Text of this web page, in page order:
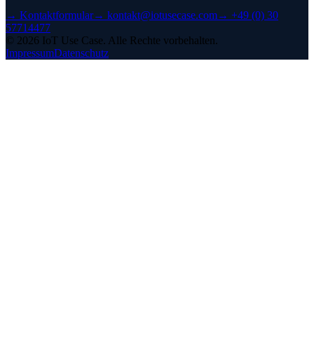
→ Kontaktformular→ kontakt@iotusecase.com→ +49 (0) 30
57714477
© 2026 IoT Use Case. Alle Rechte vorbehalten.
ImpressumDatenschutz